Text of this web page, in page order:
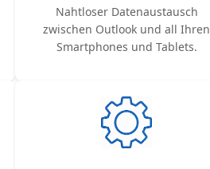
Nahtloser Datenaustausch
zwischen Outlook und all Ihren
Smartphones und Tablets.